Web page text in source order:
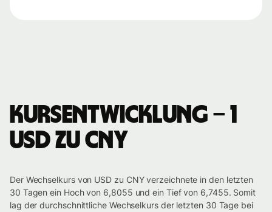
Kursentwicklung – 1
USD zu CNY
Der Wechselkurs von USD zu CNY verzeichnete in den letzten
30 Tagen ein Hoch von 6,8055 und ein Tief von 6,7455. Somit
lag der durchschnittliche Wechselkurs der letzten 30 Tage bei